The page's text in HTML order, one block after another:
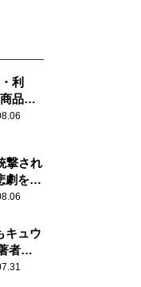
利
品を
窟」
撃され
劇を語
キュウ
者が